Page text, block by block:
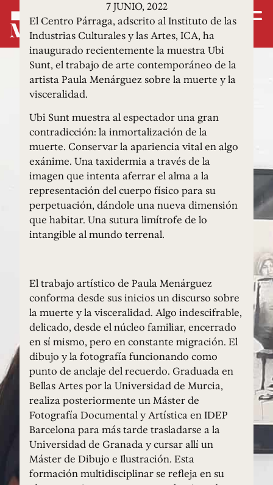
7 JUNIO, 2022
El Centro Párraga, adscrito al Instituto de las
Industrias Culturales y las Artes, ICA, ha
inaugurado recientemente la muestra Ubi
Sunt, el trabajo de arte contemporáneo de la
artista Paula Menárguez sobre la muerte y la
visceralidad.
Ubi Sunt muestra al espectador una gran
contradicción: la inmortalización de la
muerte. Conservar la apariencia vital en algo
exánime. Una taxidermia a través de la
imagen que intenta aferrar el alma a la
representación del cuerpo físico para su
perpetuación, dándole una nueva dimensión
que habitar. Una sutura limítrofe de lo
intangible al mundo terrenal.
El trabajo artístico de Paula Menárguez
conforma desde sus inicios un discurso sobre
la muerte y la visceralidad. Algo indescifrable,
delicado, desde el núcleo familiar, encerrado
en sí mismo, pero en constante migración. El
dibujo y la fotografía funcionando como
punto de anclaje del recuerdo. Graduada en
Bellas Artes por la Universidad de Murcia,
realiza posteriormente un Máster de
Fotografía Documental y Artística en IDEP
Barcelona para más tarde trasladarse a la
Universidad de Granada y cursar allí un
Máster de Dibujo e Ilustración. Esta
formación multidisciplinar se refleja en su